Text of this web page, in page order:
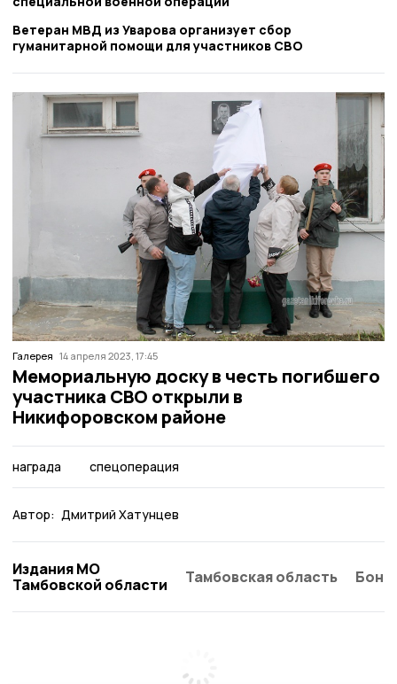
Ветеран МВД из Уварова организует сбор
гуманитарной помощи для участников СВО
Галерея 14 апреля 2023, 17:45
Мемориальную доску в честь погибшего
участника СВО открыли в
Никифоровском районе
награда спецоперация
Автор: Дмитрий Хатунцев
Издания МО
Тамбовской области
Тамбовская область